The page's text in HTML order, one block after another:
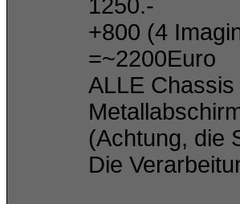
1250.-
+800 (4
=~2200Euro
ALLE
(Achtung, die
Die